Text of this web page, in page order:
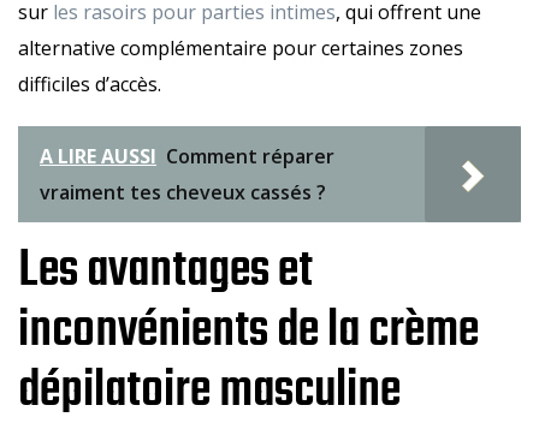
sur les rasoirs pour parties intimes, qui offrent une
alternative complémentaire pour certaines zones
difficiles d’accès.
A LIRE AUSSI Comment réparer
vraiment tes cheveux cassés ?
Les avantages et
inconvénients de la crème
dépilatoire masculine